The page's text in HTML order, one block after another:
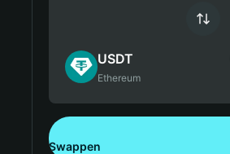
USDT
Ethereum
Swappen